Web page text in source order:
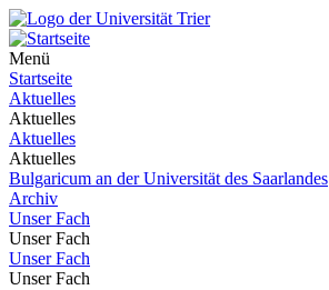
Menü
Startseite
Aktuelles
Aktuelles
Aktuelles
Aktuelles
Bulgaricum an der Universität des Saarlandes
Archiv
Unser Fach
Unser Fach
Unser Fach
Unser Fach